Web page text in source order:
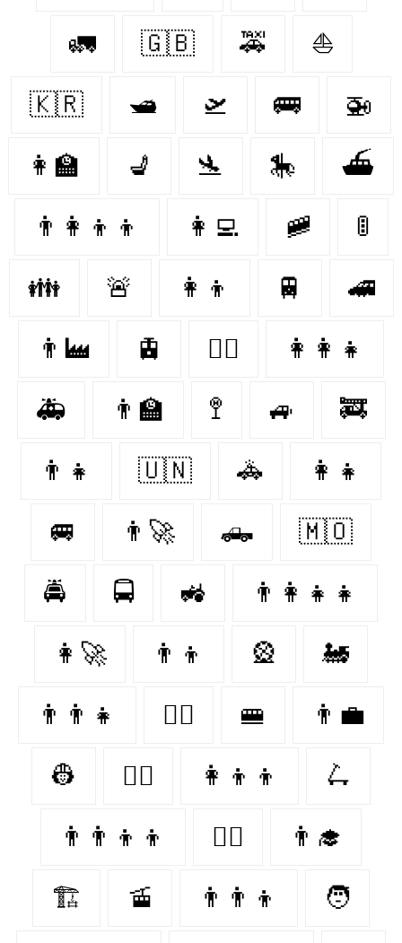
🚛 🇬🇧 🚕 ⛵
🇰🇷 🛥 🛫 🚌 🚁
👩‍🏫 💺 🛬 🎠 ⛴
👨‍👩‍👦‍👦 👩‍💻 🚞 🚦
👪 🚨 👩‍👦 🚆 🚄
👨‍🏭 🚊 👩‍⚕️ 👩‍👩‍👧
🚑 👨‍🏫 🚏 🚙 🚒
👨‍👧 🇺🇳 🚓 👩‍👧
🚐 👨‍🚀 🛻 🇲🇴
🚔 🚍 🚜 👨‍👩‍👧‍👧
👩‍🚀 👨‍👦 🎡 🚂
👨‍👨‍👧 👩‍✈️ 🚝 👨‍💼
👷 👨‍⚕️ 👩‍👦‍👦 🛴
👨‍👨‍👦‍👦 👨‍✈️ 👨‍🎓
🏗 🚡 👨‍👨‍👦 🧑‍